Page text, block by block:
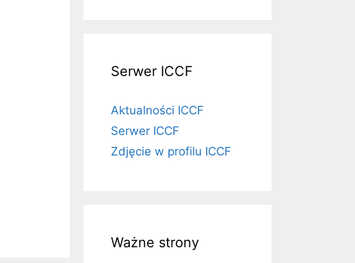
Serwer ICCF
Aktualności ICCF
Serwer ICCF
Zdjęcie w profilu ICCF
Ważne strony